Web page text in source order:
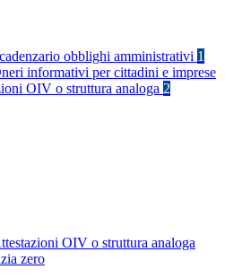
obblighi amministrativi 1
informativi per cittadini e imprese
OIV o struttura analoga 2
OIV o struttura analoga
zero